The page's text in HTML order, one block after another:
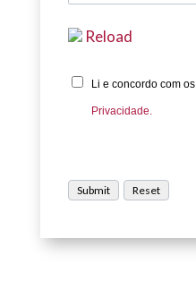
Reload
Li e concordo com os
Privacidade.